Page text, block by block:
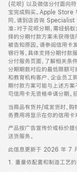
(花呗) 以及微信分付面向
宝完成购买。Apple Store
同，请到店咨询 Specialist
准；对于花呗分期，需经蚂
择的分期付款方案未获得信
被告知原因。请参阅信用卡
银行等，具体支持分期付款
分付服务页面，了解相关条
分期期数对应的最低限额可
和教育机构客户、企业员
期付款方案可能与上述方案
司信用卡无资格申请分期
当商品有货并/或发货时，
务费用将显示在你的信用卡
产品按广告宣传价或标价提
送货服务。
此信息更新于 2026 年 7
1. 重量依配置和制造工艺的